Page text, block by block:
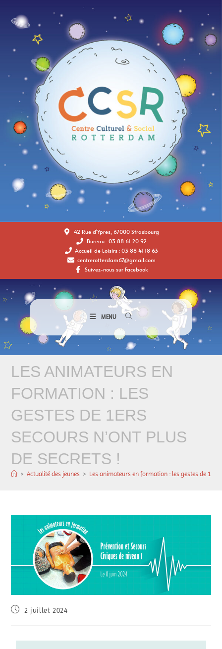
42 Rue d'Ypres, 67000 Strasbourg
Bureau : 03 88 61 20 92
Accueil de Loisirs : 03 88 41 18 63
centrerotterdam67@gmail.com
Suivez-nous sur Facebook
MENU
LES ANIMATEURS EN
FORMATION : LES
GESTES DE 1ERS
SECOURS N’ONT PLUS
DE SECRETS !
> Actualité des jeunes > Les animateurs en formation : les gestes de 1ers
2 juillet 2024